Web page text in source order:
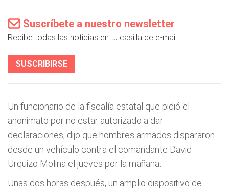
Suscríbete a nuestro newsletter
Recibe todas las noticias en tu casilla de e-mail.
SUSCRIBIRSE
Un funcionario de la fiscalía estatal que pidió el
anonimato por no estar autorizado a dar
declaraciones, dijo que hombres armados dispararon
desde un vehículo contra el comandante David
Urquizo Molina el jueves por la mañana.
Unas dos horas después, un amplio dispositivo de